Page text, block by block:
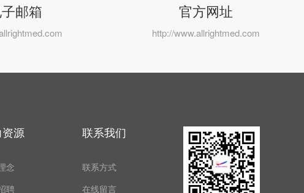
邮箱 官方网址
http://www.allrightmed.com
资源
念
聘
联系我们
联系方式
在线留言